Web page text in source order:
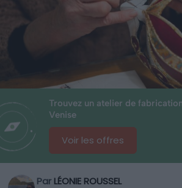
Trouvez un atelier de
Venise
Voir les offres
Par LÉONIE ROUSSEL